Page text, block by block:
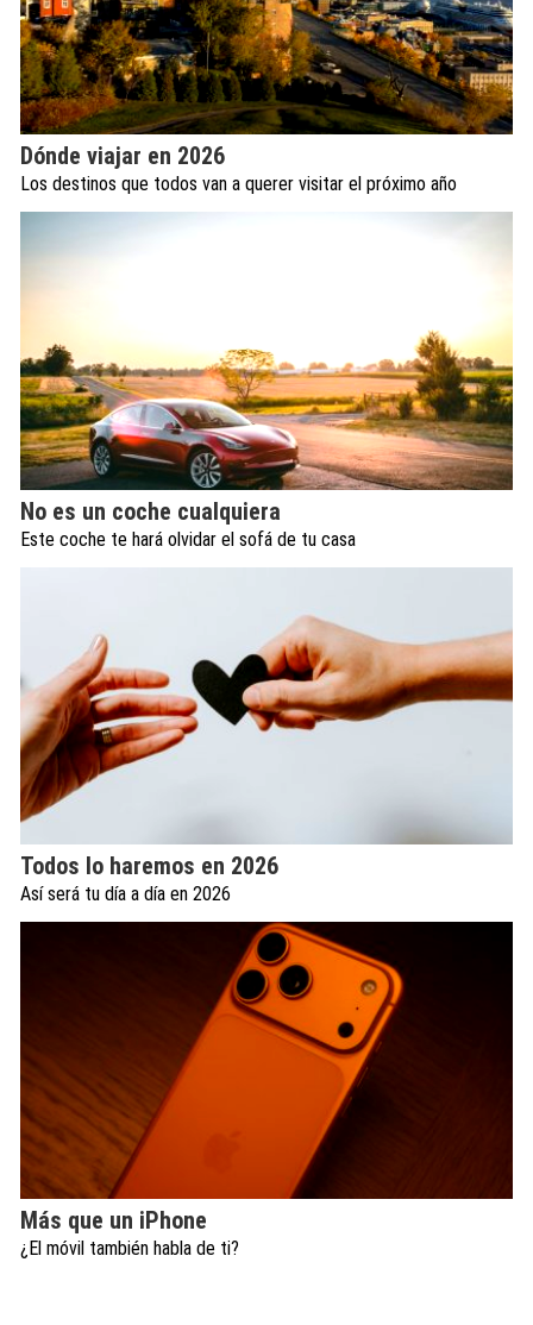
Dónde viajar en 2026
Los destinos que todos van a querer visitar el próximo año
No es un coche cualquiera
Este coche te hará olvidar el sofá de tu casa
Todos lo haremos en 2026
Así será tu día a día en 2026
Más que un iPhone
¿El móvil también habla de ti?